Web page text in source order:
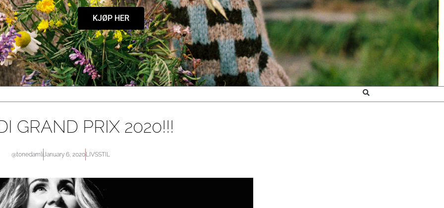
KJØP HER
GRAND PRIX 2020!!!
@tonedamli January 6, 2020LIVSSTIL